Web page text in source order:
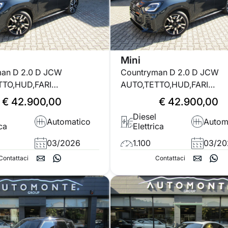
D 2.0 D JCW
20''
€ 42.900,00
Automatico
03/2026
Mini
Countryman D 2.0 D JCW
AUTO,TETTO,HUD,FARI
LED,CERCHI 20''€ 42.900,00
Diesel
Elettrica
1.100 03/
Contattaci